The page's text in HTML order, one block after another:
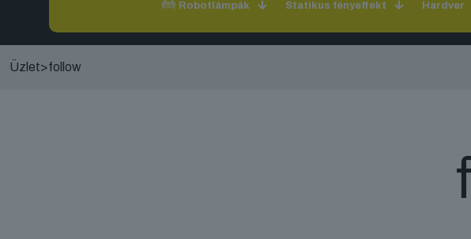
Robotlámpák Statikus fényeffekt Hardver
Üzlet>follow